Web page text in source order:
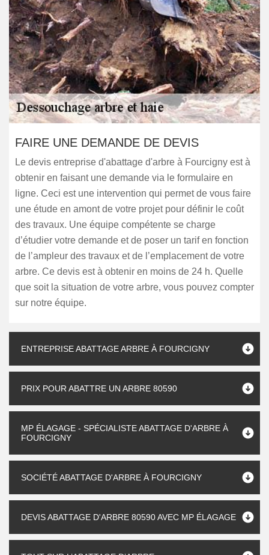
FAIRE UNE DEMANDE DE DEVIS
Le devis entreprise d'abattage d'arbre à Fourcigny est à
obtenir en faisant une demande via le formulaire en
ligne. Ceci est une intervention qui permet de vous faire
une étude en amont de votre projet pour définir le coût
des travaux. Une équipe compétente se charge
d’étudier votre demande et de poser un tarif en fonction
de l’ampleur des travaux et de l’emplacement de votre
arbre. Ce devis est à obtenir en moins de 24 h. Quelle
que soit la situation de votre arbre, vous pouvez compter
sur notre équipe.
ENTREPRISE ABATTAGE ARBRE À FOURCIGNY
PRIX POUR ABATTRE UN ARBRE 80590
MP ÉLAGAGE - SPÉCIALISTE ABATTAGE D'ARBRE À
FOURCIGNY
SOCIÉTÉ ABATTAGE D'ARBRE À FOURCIGNY
DEVIS ABATTAGE D'ARBRE 80590 AVEC MP ÉLAGAGE